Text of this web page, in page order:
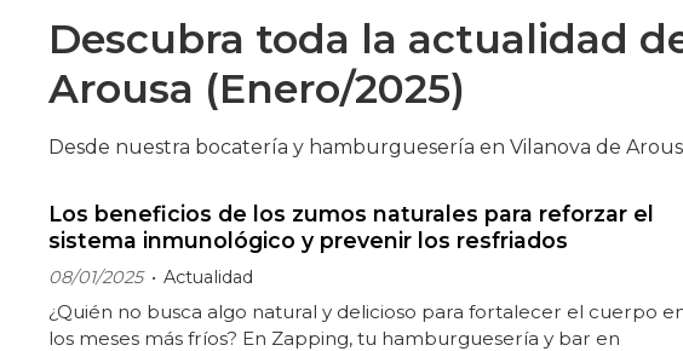
Descubra toda la actualidad
Arousa (Enero/2025)
Desde nuestra bocatería y hamburguesería en Vilanova de
Los beneficios de los zumos naturales para reforzar el
sistema inmunológico y prevenir los resfriados
08/01/2025 Actualidad
¿Quién no busca algo natural y delicioso para fortalecer el cuerpo
los meses más fríos? En Zapping, tu hamburguesería y bar en